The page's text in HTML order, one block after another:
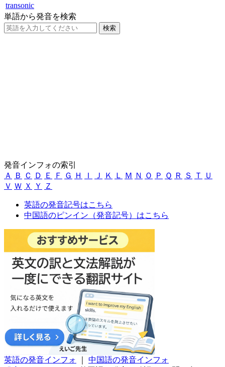
transonic
単語から発音を検索
発音インフォの索引
Ａ
Ｂ Ｃ Ｄ Ｅ Ｆ Ｇ Ｈ Ｉ Ｊ Ｋ Ｌ Ｍ Ｎ Ｏ Ｐ Ｑ Ｒ Ｓ Ｔ
Ｕ
Ｖ Ｗ Ｘ Ｙ Ｚ
英語の発音記号はこちら
中国語のピンイン（発音記号）はこちら
英語の発音インフォ
中国語の発音インフォ